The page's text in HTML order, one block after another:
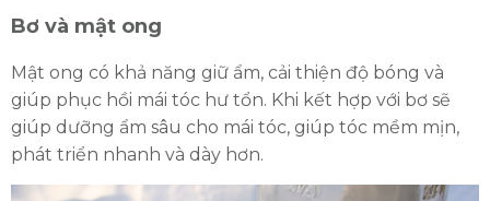
Bơ và mật ong
Mật ong có khả năng giữ ẩm, cải thiện độ bóng và
giúp phục hồi mái tóc hư tổn. Khi kết hợp với bơ sẽ
giúp dưỡng ẩm sâu cho mái tóc, giúp tóc mềm mịn,
phát triển nhanh và dày hơn.